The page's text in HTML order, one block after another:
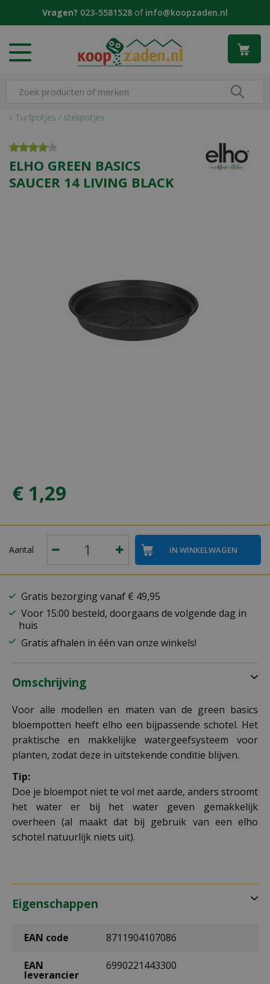
Turfpotjes / stekpotjes
Vragen? 023-5581528 of info@koopzaden.nl
ELHO GREEN BASICS
SAUCER 14 LIVING BLACK
€ 1,29
Aantal
Gratis bezorging vanaf € 49,95
Voor 15:00 besteld, doorgaans de volgende dag in
huis
Gratis afhalen in één van onze winkels!
Omschrijving
Voor alle modellen en maten van de green basics
bloempotten heeft elho een bijpassende schotel. Het
praktische en makkelijke watergeefsysteem voor
planten, zodat deze in uitstekende conditie blijven.
Tip:
Doe je bloempot niet te vol met aarde, anders stroomt
het water er bij het water geven gemakkelijk
overheen (al maakt dat bij gebruik van een elho
schotel natuurlijk niets uit).
Eigenschappen
EAN code 8711904107086
EAN
leverancier
6990221443300